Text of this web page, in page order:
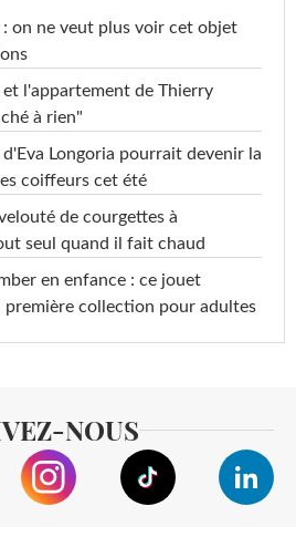
on ne veut plus voir cet objet
l'appartement de Thierry
à rien"
Longoria pourrait devenir la
coiffeurs cet été
de courgettes à
seul quand il fait chaud
en enfance : ce jouet
première collection pour adultes
NOUS